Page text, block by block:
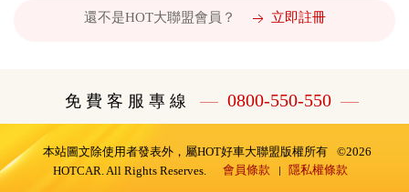
還不是HOT大聯盟會員？ 立即註冊
免 費 客 服 專 線 0800-550-550
本站圖文除使用者發表外，屬HOT好車大聯盟版權所有
©2026
HOTCAR. All Rights Reserves.
會員條款 隱私權條款